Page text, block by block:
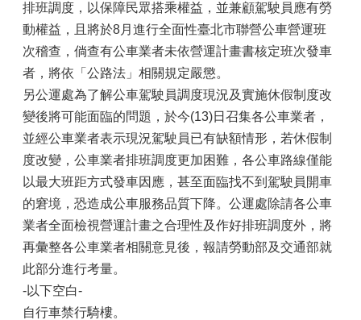
排班調度，以保障民眾搭乘權益，並兼顧駕駛員應有勞
動權益，且將於8月進行全面性臺北市聯營公車營運班
次稽查，倘查有公車業者未依營運計畫書核定班次發車
者，將依「公路法」相關規定嚴懲。
另公運處為了解公車駕駛員調度現況及實施休假制度改
變後將可能面臨的問題，於今(13)日召集各公車業者，
並經公車業者表示現況駕駛員已有缺額情形，若休假制
度改變，公車業者排班調度更加困難，各公車路線僅能
以最大班距方式發車因應，甚至面臨找不到駕駛員開車
的窘境，恐造成公車服務品質下降。公運處除請各公車
業者全面檢視營運計畫之合理性及作好排班調度外，將
再彙整各公車業者相關意見後，報請勞動部及交通部就
此部分進行考量。
-以下空白-
自行車禁行騎樓。